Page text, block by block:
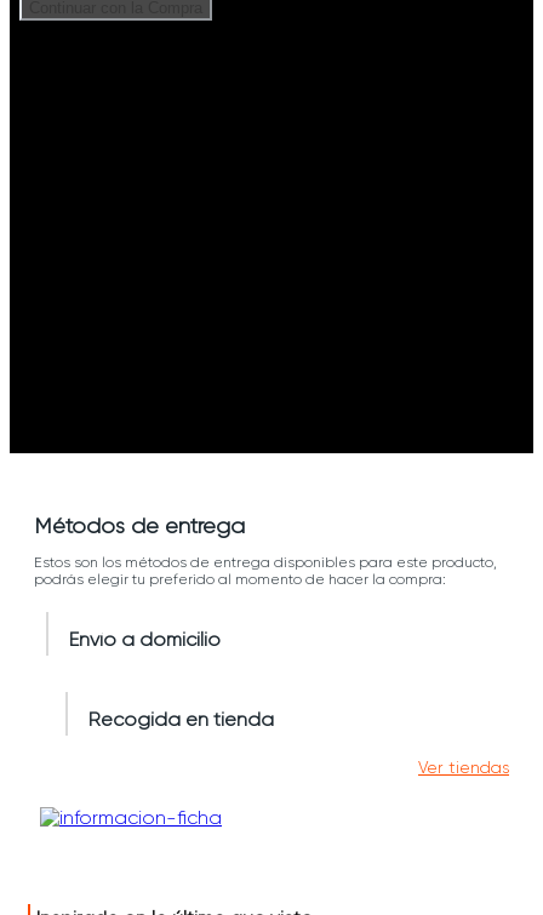
Métodos de entrega
Estos son los métodos de entrega disponibles para este producto,
podrás elegir tu preferido al momento de hacer la compra:
Envío a domicilio
Recogida en tienda
Ver tiendas